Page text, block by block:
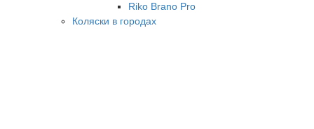
Riko Brano Pro
Коляски в городах